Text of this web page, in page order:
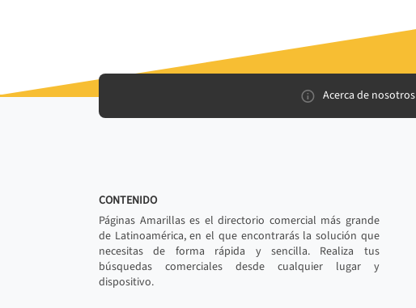
Acerca de nosotros
CONTENIDO
Páginas Amarillas es el directorio comercial más grande
de Latinoamérica, en el que encontrarás la solución que
necesitas de forma rápida y sencilla. Realiza tus
búsquedas comerciales desde cualquier lugar y
dispositivo.